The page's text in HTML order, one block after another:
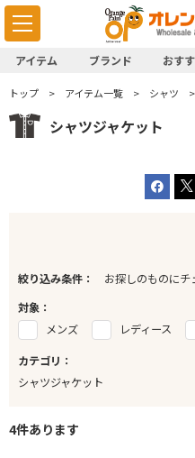
アイテム ブランド おす
トップ アイテム一覧 シャツ
シャツジャケット
絞り込み条件：
お探しのものに
対象：
メンズ
レディース
カテゴリ：
シャツジャケット
4件あります